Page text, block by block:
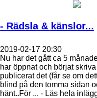
- Rädsla & känslor...
2019-02-17 20:30
Nu har det gått ca 5
har öppnat och börjat
publicerat det (får se om
blind på den tomma sidan
hänt..För ... - Läs hela